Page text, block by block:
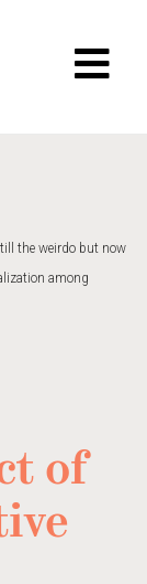
the weirdo but now
among
of